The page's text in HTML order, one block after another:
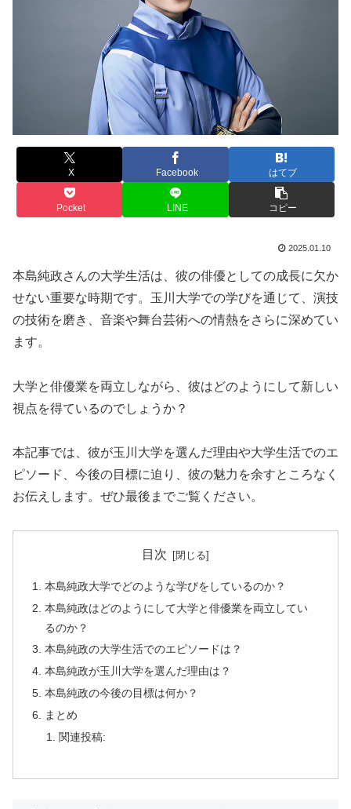
X Facebook はてブ
Pocket LINE コピー
2025.01.10
本島純政さんの大学生活は、彼の俳優としての成長に欠か
せない重要な時期です。玉川大学での学びを通じて、演技
の技術を磨き、音楽や舞台芸術への情熱をさらに深めてい
ます。
大学と俳優業を両立しながら、彼はどのようにして新しい
視点を得ているのでしょうか？
本記事では、彼が玉川大学を選んだ理由や大学生活でのエ
ピソード、今後の目標に迫り、彼の魅力を余すところなく
お伝えします。ぜひ最後までご覧ください。
目次
本島純政大学でどのような学びをしているのか？
本島純政はどのようにして大学と俳優業を両立してい
るのか？
本島純政の大学生活でのエピソードは？
本島純政が玉川大学を選んだ理由は？
本島純政の今後の目標は何か？
まとめ
関連投稿: